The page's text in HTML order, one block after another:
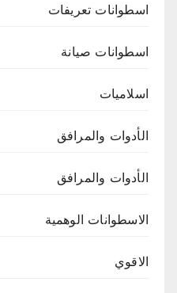
اسطوانات تعريفات
اسطوانات صيانة
اسلاميات
الأدوات والمرافق
الأدوات والمرافق
الاسطوانات الوهمية
الاقوي